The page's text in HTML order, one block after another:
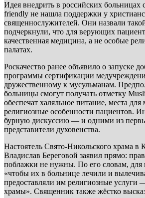
Идея внедрить в российских больницах
friendly не нашла поддержки у
священнослужителей. Они назвали
подчеркнули, что для верующих
качественная медицина, а не особые
палатах.
Роскачество ранее объявило о запуске
программы сертификации
дружественному к мусульманам.
больницы смогут получать отметку
обеспечат халяльное питание, места
религиозные особенности пациентов.
бурную дискуссию — и одними из
представители духовенства.
Настоятель Свято-Никольского храма в
Владислав Береговой заявил прямо:
поблажки не нужны. По его словам,
«чтобы их в больнице лечили и
предоставляли им религиозные услуги
храмы». Священник также жёстко